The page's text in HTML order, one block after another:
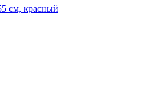
см, красный